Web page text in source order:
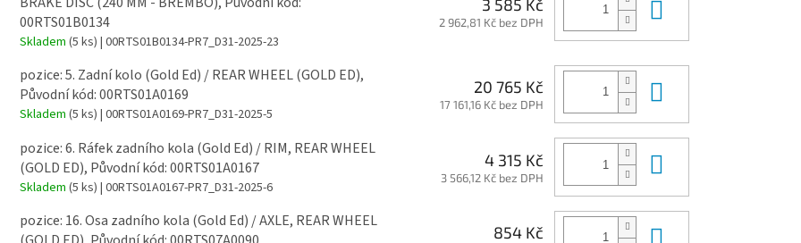
00RTS01B0134
Skladem (5 ks) | 00RTS01B0134-PR7_D31-2025-23
3 585 Kč
2 962,81 Kč bez DPH
pozice: 5. Zadní kolo (Gold Ed) / REAR WHEEL (GOLD ED),
Původní kód: 00RTS01A0169
Skladem (5 ks) | 00RTS01A0169-PR7_D31-2025-5
20 765 Kč
17 161,16 Kč bez DPH
pozice: 6. Ráfek zadního kola (Gold Ed) / RIM, REAR WHEEL
(GOLD ED), Původní kód: 00RTS01A0167
Skladem (5 ks) | 00RTS01A0167-PR7_D31-2025-6
4 315 Kč
3 566,12 Kč bez DPH
pozice: 16. Osa zadního kola (Gold Ed) / AXLE, REAR WHEEL
854 Kč